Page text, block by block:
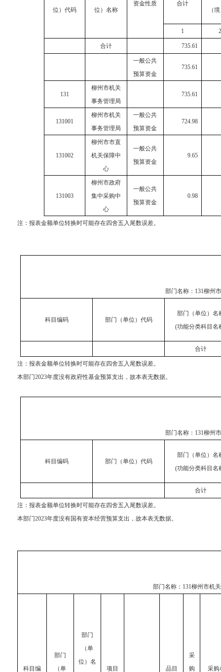
位）代码
位）名称
资金性质 合计
（
1 2
合计 735.61
一般公共
预算资金
735.61
131
柳州市机关
事务管理局
735.61
131001
柳州市机关
事务管理局
一般公共
预算资金
724.98
131002
柳州市市直
机关保障中
心
一般公共
预算资金
9.65
131003
柳州市政府
集中采购中
心
一般公共
预算资金
0.98
注： 报表金额单位转换时可能存在四舍五入尾数误差。
部门名称： 131柳州
科目编码 部门（单位）代码
部门（单位）名
(功能分类科目名
合计
注： 报表金额单位转换时可能存在四舍五入尾数误差。
本部门2023年度没有政府性基金预算支出，故本表无数据。
部门名称： 131柳州
科目编码 部门（单位）代码
部门（单位）名
(功能分类科目名
合计
注： 报表金额单位转换时可能存在四舍五入尾数误差。
本部门2023年度没有国有资本经营预算支出，故本表无数据。
部门名称： 131柳州市机
科目编
部门
（单
部门
（单
位）名
项目
品目
采
购
采购